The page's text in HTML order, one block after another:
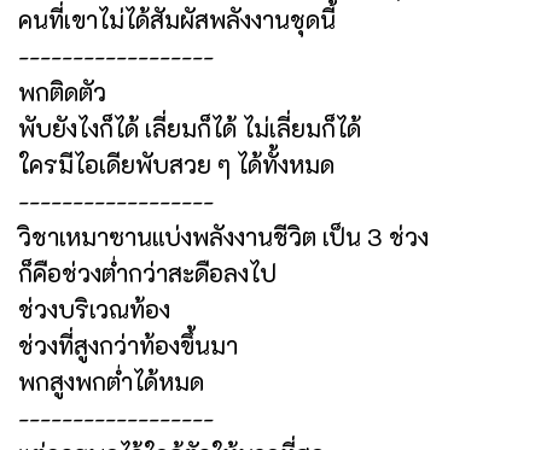
คนที่เขาไม่ได้สัมผัสพลังงานชุดนี้
------------------
พกติดตัว
พับยังไงก็ได้ เลี่ยมก็ได้ ไม่เลี่ยมก็ได้
ใครมีไอเดียพับสวย ๆ ได้ทั้งหมด
------------------
วิชาเหมาซานแบ่งพลังงานชีวิต เป็น 3 ช่วง
ก็คือช่วงต่ำกว่าสะดือลงไป
ช่วงบริเวณท้อง
ช่วงที่สูงกว่าท้องขึ้นมา
พกสูงพกต่ำได้หมด
------------------